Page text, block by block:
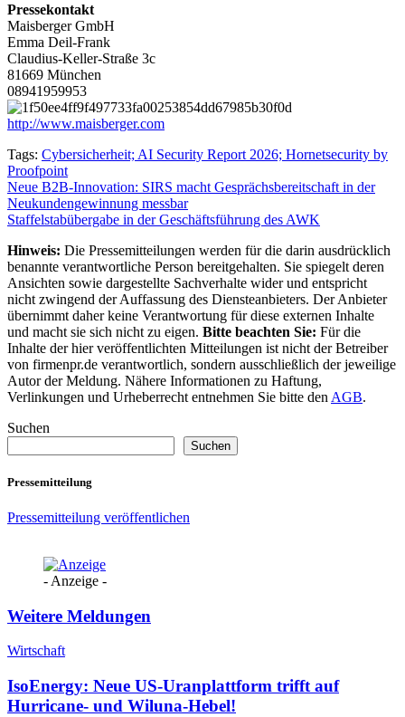
Pressekontakt
Maisberger GmbH
Emma Deil-Frank
Claudius-Keller-Straße 3c
81669 München
08941959953
http://www.maisberger.com
Tags: Cybersicherheit; AI Security Report 2026; Hornetsecurity by
Proofpoint
Beitragsnavigation
Neue B2B-Innovation: SIRS macht Gesprächsbereitschaft in der
Neukundengewinnung messbar
Staffelstabübergabe in der Geschäftsführung des AWK
Hinweis: Die Pressemitteilungen werden für die darin ausdrücklich
benannte verantwortliche Person bereitgehalten. Sie spiegelt deren
Ansichten sowie dargestellte Sachverhalte wider und entspricht
nicht zwingend der Auffassung des Diensteanbieters. Der Anbieter
übernimmt daher keine Verantwortung für diese externen Inhalte
und macht sie sich nicht zu eigen. Bitte beachten Sie: Für die
Inhalte der hier veröffentlichten Mitteilungen ist nicht der Betreiber
von firmenpr.de verantwortlich, sondern ausschließlich der jeweilige
Autor der Meldung. Nähere Informationen zu Haftung,
Verlinkungen und Urheberrecht entnehmen Sie bitte den AGB.
Suchen
Suchen
Pressemitteilung
Pressemitteilung veröffentlichen
- Anzeige -
Weitere Meldungen
Wirtschaft
IsoEnergy: Neue US-Uranplattform trifft auf
Hurricane- und Wiluna-Hebel!